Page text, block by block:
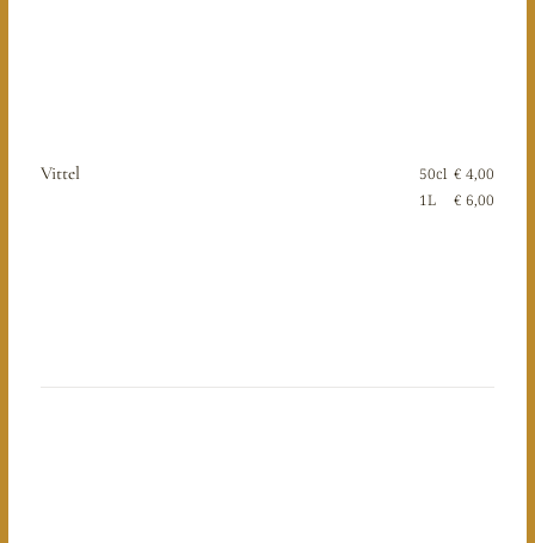
Vittel 50cl € 4,00
1L
€ 6,00